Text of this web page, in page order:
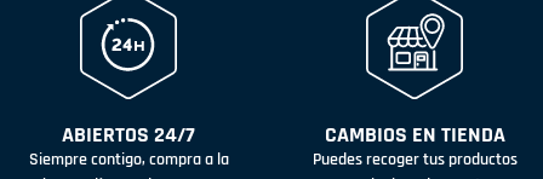
ABIERTOS 24/7
Siempre contigo, compra a la
CAMBIOS EN TIENDA
Puedes recoger tus productos